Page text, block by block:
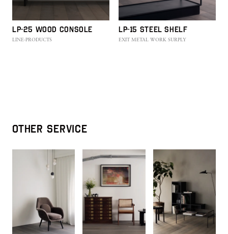
LP-25 WOOD CONSOLE
LINE-PRODUCTS
LP-15 STEEL SHELF
EXIT METAL WORK SURPLY
OTHER SERVICE